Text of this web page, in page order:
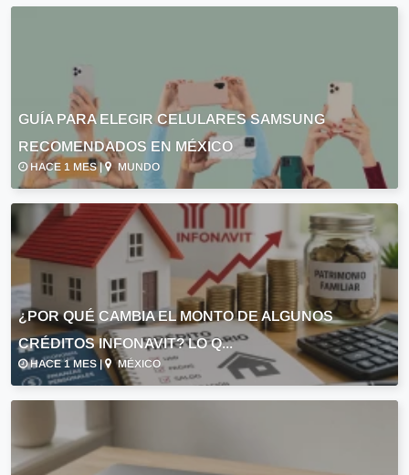
GUÍA PARA ELEGIR CELULARES SAMSUNG
RECOMENDADOS EN MÉXICO
HACE 1 MES | MUNDO
¿POR QUÉ CAMBIA EL MONTO DE ALGUNOS
CRÉDITOS INFONAVIT? LO Q...
HACE 1 MES | MÉXICO